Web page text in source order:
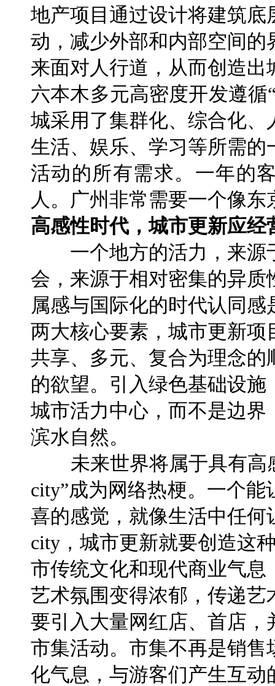
地产项目通过设计将建筑
动，减少外部和内部空间
来面对人行道，从而创造
六本木多元高密度开发遵循
城采用了集群化、综合化
生活、娱乐、学习等所需
活动的所有需求。一年的
人。广州非常需要一个像
高感性时代，城市更新应经
一个地方的活力，来源
会，来源于相对密集的异
属感与国际化的时代认同
两大核心要素，城市更新
共享、多元、复合为理念
的欲望。引入绿色基础设
城市活力中心，而不是边
滨水自然。
未来世界将属于具有高
city”成为网络热梗。一个
喜的感觉，就像生活中任
city，城市更新就要创造这
市传统文化和现代商业气
艺术氛围变得浓郁，传递
要引入大量网红店、首店
市集活动。市集不再是销
化气息，与游客们产生互